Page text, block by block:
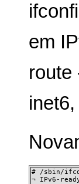
em
route
# /sbin/
¬ IPv6-